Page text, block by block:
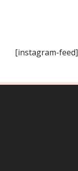
[instagram-feed]